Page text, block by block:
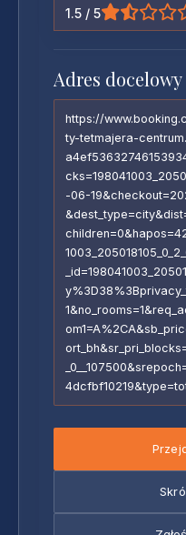
1.5 / 5
Adres docelowy
https://
ty-tetmajera-
-06-